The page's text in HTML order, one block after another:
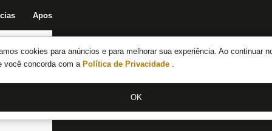
cookies para anúncios e para melhorar sua experiência. Ao continuar
você concorda com a Política de Privacidade .
OK
Apostas
Notícias do Botafogo
Fórum
Jogos